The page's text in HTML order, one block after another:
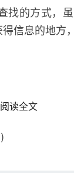
找的方式，
信息的地方
阅读全文READ